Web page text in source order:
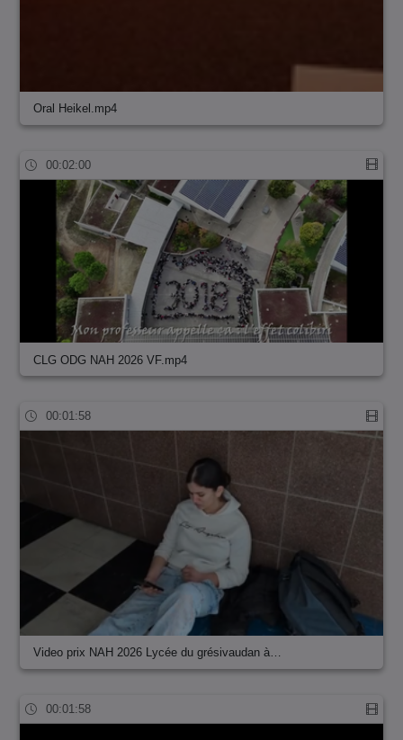
Oral Heikel.mp4
00:02:00
CLG ODG NAH 2026 VF.mp4
00:01:58
Video prix NAH 2026 Lycée du grésivaudan à…
00:01:58